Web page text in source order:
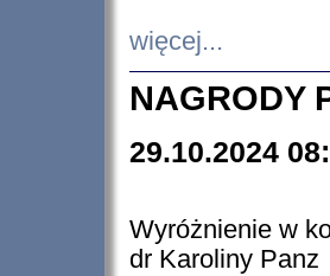
więcej...
NAGRODY
29.10.2024
Wyróżnienie w
dr Karoliny Panz